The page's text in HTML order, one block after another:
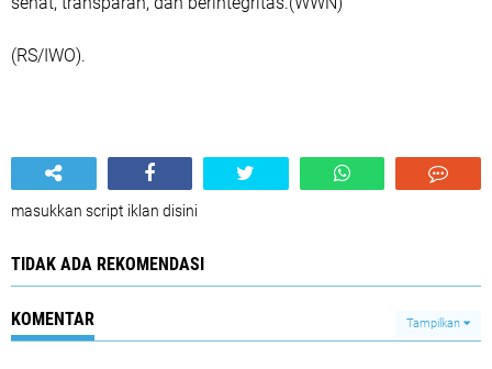
(RS/IWO).
masukkan script iklan disini
TIDAK ADA REKOMENDASI
KOMENTAR Tampilkan